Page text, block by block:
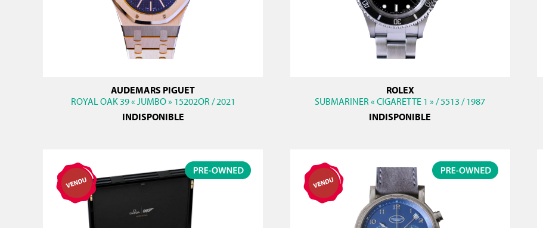
AUDEMARS PIGUET
ROYAL OAK 39 « JUMBO » 15202OR / 2021
INDISPONIBLE
ROLEX
SUBMARINER « CIGARETTE 1 » / 5513 / 1987
INDISPONIBLE